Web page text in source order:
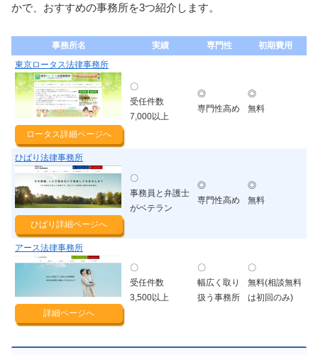
かで、おすすめの事務所を3つ紹介します。
事務所名 実績 専門性
初期費用
東京ロータス法律事務所
ロータス詳細ページへ
〇
受任件数
7,000以上
◎
専門性高め
◎
無料
ひばり法律事務所
ひばり詳細ページへ
〇
事務員と弁護士
がベテラン
◎
専門性高め
◎
無料
アース法律事務所
詳細ページへ
〇
受任件数
3,500以上
〇
幅広く取り
扱う事務所
〇
無料(相談無料
は初回のみ)